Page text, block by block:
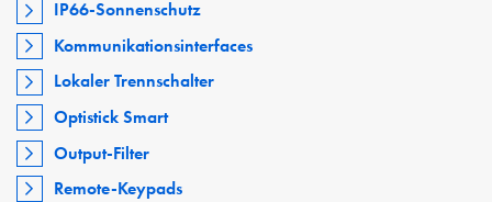
IP66-Sonnenschutz
Kommunikationsinterfaces
Lokaler Trennschalter
Optistick Smart
Output-Filter
Remote-Keypads